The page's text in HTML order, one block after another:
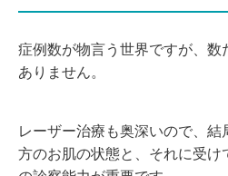
症例数が物言う世界ですが、数
ありません。
レーザー治療も奥深いので、結
方のお肌の状態と、それに受け